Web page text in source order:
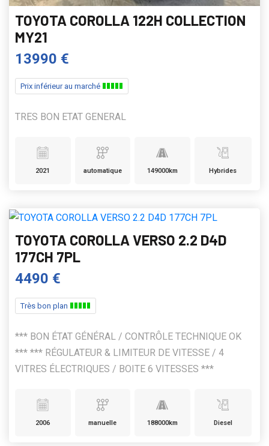
TOYOTA COROLLA 122H COLLECTION
MY21
13990 €
Prix inférieur au marché
TRES BON ETAT GENERAL
2021 automatique 149000km Hybrides
TOYOTA COROLLA VERSO 2.2 D4D
177CH 7PL
4490 €
Très bon plan
*** BON ÉTAT GÉNÉRAL / CONTRÔLE TECHNIQUE OK
*** *** RÉGULATEUR & LIMITEUR DE VITESSE / 4
VITRES ÉLECTRIQUES / BOITE 6 VITESSES ***
2006 manuelle 188000km Diesel